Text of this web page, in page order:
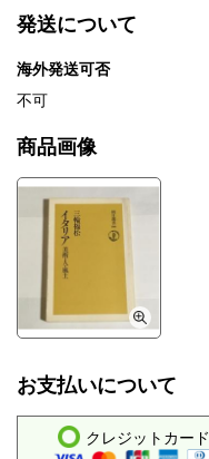
発送について
海外発送可否
不可
商品画像
お支払いについて
クレジットカード